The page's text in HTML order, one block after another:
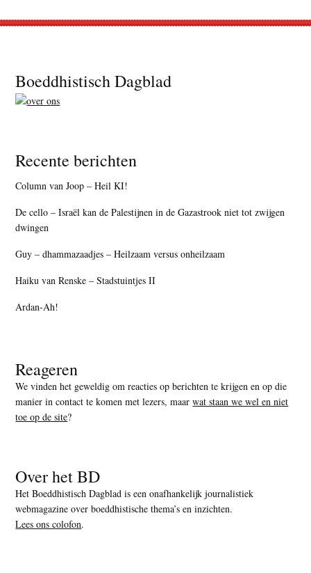
Footer
Boeddhistisch Dagblad
Recente berichten
Column van Joop – Heil KI!
De cello – Israël kan de Palestijnen in de Gazastrook niet tot zwijgen
dwingen
Guy – dhammazaadjes – Heilzaam versus onheilzaam
Haiku van Renske – Stadstuintjes II
Ardan-Ah!
Reageren
We vinden het geweldig om reacties op berichten te krijgen en op die
manier in contact te komen met lezers, maarwat staan we wel en niet
toe op de site?
Over het BD
Het Boeddhistisch Dagblad is een onafhankelijk journalistiek
webmagazine over boeddhistische thema’s en inzichten.
Lees ons colofon.